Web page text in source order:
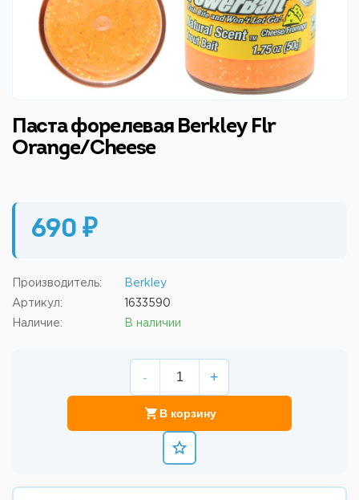
Паста форелевая Berkley Flr
Orange/Cheese
690 ₽
Производитель: Berkley
Артикул: 1633590
Наличие: В наличии
- +
В корзину